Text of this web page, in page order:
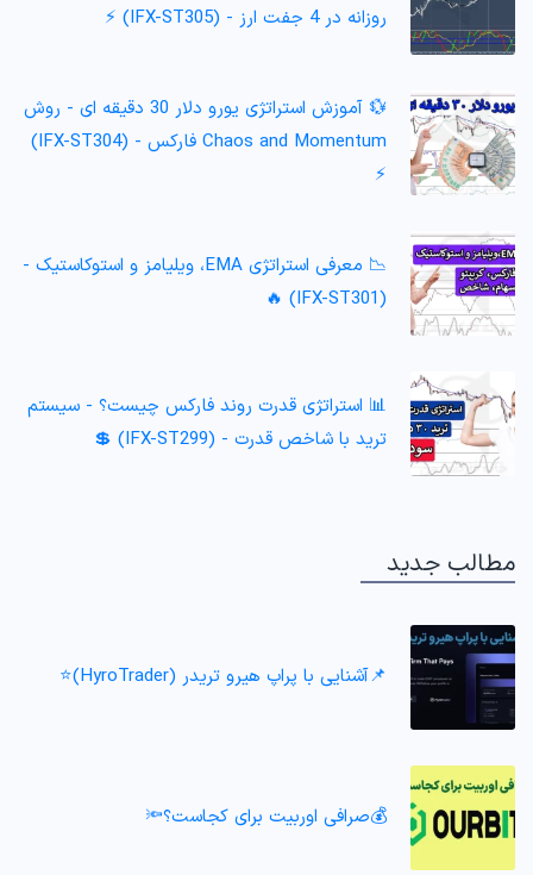
روزانه در 4 جفت ارز - (IFX-ST305) ⚡️
💱 آموزش استراتژی یورو دلار 30 دقیقه ای - روش
Chaos and Momentum فارکس - (IFX-ST304)
⚡️
📉 معرفی استراتژی EMA، ویلیامز و استوکاستیک -
(IFX-ST301) 🔥
📊 استراتژی قدرت روند فارکس چیست؟ - سیستم
ترید با شاخص قدرت - (IFX-ST299) 💲
مطالب جدید
📌آشنایی با پراپ هیرو تریدر (HyroTrader)⭐️
💰صرافی اوربیت برای کجاست؟🔦